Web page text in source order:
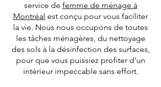
service de femme de ménage à
Montréal est conçu pour vous faciliter
la vie. Nous nous occupons de toutes
les tâches ménagères, du nettoyage
des sols à la désinfection des surfaces,
pour que vous puissiez profiter d'un
intérieur impeccable sans effort.